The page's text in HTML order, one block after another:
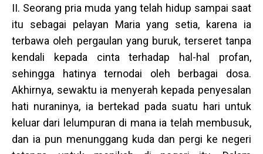
II. Seorang pria muda yang telah hidup sampai saat
itu sebagai pelayan Maria yang setia, karena ia
terbawa oleh pergaulan yang buruk, terseret tanpa
kendali kepada cinta terhadap hal-hal profan,
sehingga hatinya ternodai oleh berbagai dosa.
Akhirnya, sewaktu ia menyerah kepada penyesalan
hati nuraninya, ia bertekad pada suatu hari untuk
keluar dari lelumpuran di mana ia telah membusuk,
dan ia pun menunggang kuda dan pergi ke negeri